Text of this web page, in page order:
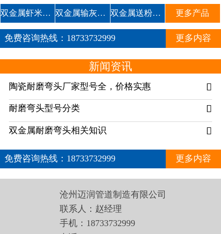
双金属虾米腰耐磨管道 双金属输灰复合耐磨弯头1 双金属送粉复合三通 更多产品
免费咨询热线： 18733732999 更多内容
新闻资讯
陶瓷耐磨弯头厂家型号全，价格实惠 
耐磨弯头型号分类 
双金属耐磨弯头相关知识 
免费咨询热线： 18733732999 更多内容
沧州迈润管道制造有限公司
联系人：赵经理
手机：18733732999